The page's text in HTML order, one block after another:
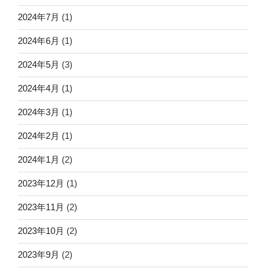
2024年7月 (1)
2024年6月 (1)
2024年5月 (3)
2024年4月 (1)
2024年3月 (1)
2024年2月 (1)
2024年1月 (2)
2023年12月 (1)
2023年11月 (2)
2023年10月 (2)
2023年9月 (2)